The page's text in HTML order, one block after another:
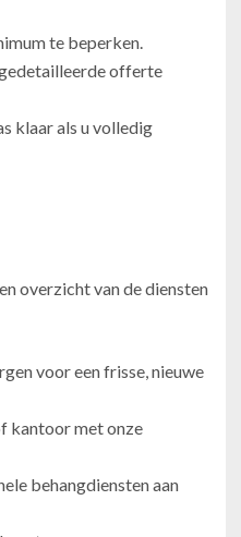
te beperken.
offerte
klaar als u volledig
overzicht van de diensten
voor een frisse, nieuwe
kantoor met onze
behangdiensten aan